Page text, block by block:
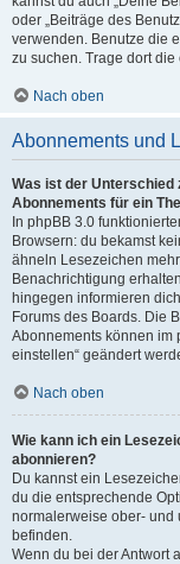
oder „Beiträge des
verwenden. Benutze die
zu suchen. Trage dort
Nach oben
Abonnements und
Was ist der Unterschied
Abonnements für ein
In phpBB 3.0
Browsern: du bekamst
ähneln Lesezeichen
Benachrichtigung
hingegen informieren
Forums des Boards. Die
Abonnements können im
einstellen“ geändert
Nach oben
Wie kann ich ein
abonnieren?
Du kannst ein
du die entsprechende
normalerweise ober- und
befinden.
Wenn du bei der Antwort